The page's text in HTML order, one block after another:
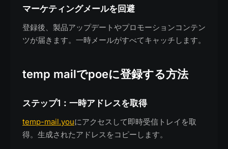
マーケティングメールを回避
登録後、製品アップデートやプロモーションコンテン
ツが届きます。一時メールがすべてキャッチします。
temp mailでpoeに登録する方法
ステップ1：一時アドレスを取得
temp-mail.youにアクセスして即時受信トレイを取
得。生成されたアドレスをコピーします。